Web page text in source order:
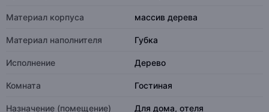
Материал корпуса массив дерева
Материал наполнителя Губка
Исполнение Дерево
Комната Гостиная
Назначение (помещение) Для дома, отеля